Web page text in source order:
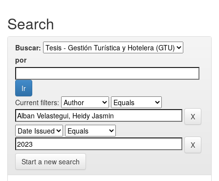
Search
Buscar:
por
Current filters:
Start a new search